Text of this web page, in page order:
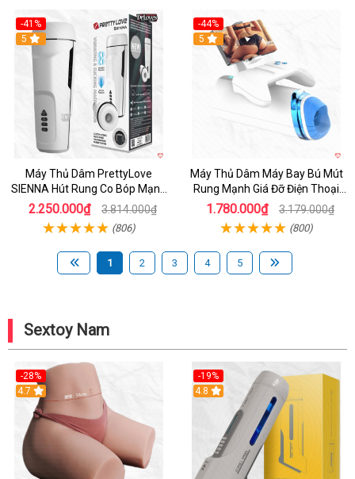
-41%
Hot
5
Máy Thủ Dâm PrettyLove
SIENNA Hút Rung Co Bóp Mạnh
Mẽ Nam
2.250.000₫ 3.814.000₫
(806)
-44%
Hot
5
Máy Thủ Dâm Máy Bay Bú Mút
Rung Mạnh Giá Đỡ Điện Thoại
Chính Hãng
1.780.000₫ 3.179.000₫
(800)
1 2 3 4 5
Sextoy Nam
-28%
4.7
-19%
Hot
4.8